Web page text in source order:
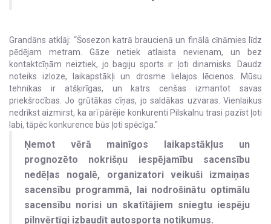
Grandāns atklāj: “Šosezon katrā braucienā un finālā cīnāmies līdz
pēdējam metram. Gāze netiek atlaista nevienam, un bez
kontaktcīņām neiztiek, jo bagiju sports ir ļoti dinamisks. Daudz
noteiks izloze, laikapstākļi un drosme lielajos lēcienos. Mūsu
tehnikas ir atšķirīgas, un katrs cenšas izmantot savas
priekšrocības. Jo grūtākas cīņas, jo saldākas uzvaras. Vienlaikus
nedrīkst aizmirst, ka arī pārējie konkurenti Pilskalnu trasi pazīst ļoti
labi, tāpēc konkurence būs ļoti spēcīga."
Ņemot vērā mainīgos laikapstākļus un
prognozēto nokrišņu iespējamību sacensību
nedēļas nogalē, organizatori veikuši izmaiņas
sacensību programmā, lai nodrošinātu optimālu
sacensību norisi un skatītājiem sniegtu iespēju
pilnvērtīgi izbaudīt autosporta notikumus.